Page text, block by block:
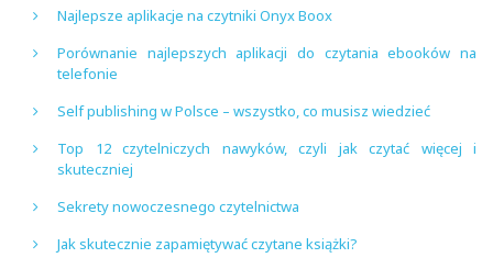
Najlepsze aplikacje na czytniki Onyx Boox
Porównanie najlepszych aplikacji do czytania ebooków na
telefonie
Self publishing w Polsce – wszystko, co musisz wiedzieć
Top 12 czytelniczych nawyków, czyli jak czytać więcej i
skuteczniej
Sekrety nowoczesnego czytelnictwa
Jak skutecznie zapamiętywać czytane książki?